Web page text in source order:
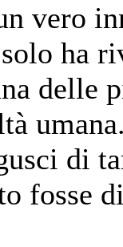
vero
ha
di
fosse